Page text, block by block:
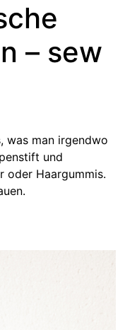
– sew
was man irgendwo
und
oder Haargummis.